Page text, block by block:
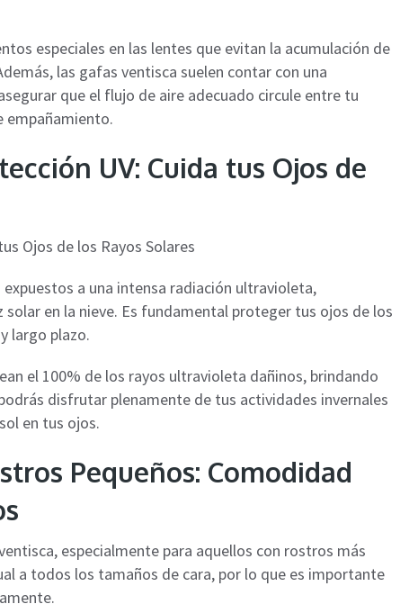
especiales en las lentes que evitan la acumulación de
las gafas ventisca suelen contar con una
que el flujo de aire adecuado circule entre tu
empañamiento.
UV: Cuida tus Ojos de
a una intensa radiación ultravioleta,
en la nieve. Es fundamental proteger tus ojos de los
largo plazo.
el 100% de los rayos ultravioleta dañinos, brindando
disfrutar plenamente de tus actividades invernales
en tus ojos.
Pequeños: Comodidad
especialmente para aquellos con rostros más
a todos los tamaños de cara, por lo que es importante